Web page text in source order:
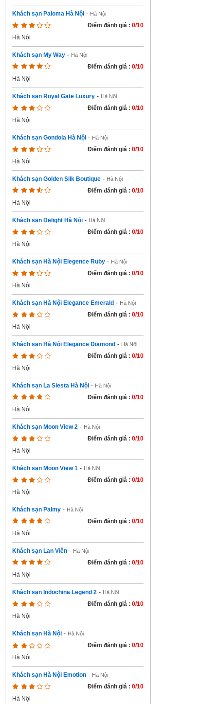
Khách sạn Paloma Hà Nội - Hà Nội
Điểm đánh giá : 0/10
Hà Nội
Khách sạn My Way - Hà Nội
Điểm đánh giá : 0/10
Hà Nội
Khách sạn Royal Gate Luxury - Hà Nội
Điểm đánh giá : 0/10
Hà Nội
Khách sạn Gondola Hà Nội - Hà Nội
Điểm đánh giá : 0/10
Hà Nội
Khách sạn Golden Silk Boutique - Hà Nội
Điểm đánh giá : 0/10
Hà Nội
Khách sạn Delight Hà Nội - Hà Nội
Điểm đánh giá : 0/10
Hà Nội
Khách sạn Hà Nội Elegence Ruby - Hà Nội
Điểm đánh giá : 0/10
Hà Nội
Khách sạn Hà Nội Elegance Emerald - Hà Nội
Điểm đánh giá : 0/10
Hà Nội
Khách sạn Hà Nội Elegance Diamond - Hà Nội
Điểm đánh giá : 0/10
Hà Nội
Khách sạn La Siesta Hà Nội - Hà Nội
Điểm đánh giá : 0/10
Hà Nội
Khách sạn Moon View 2 - Hà Nội
Điểm đánh giá : 0/10
Hà Nội
Khách sạn Moon View 1 - Hà Nội
Điểm đánh giá : 0/10
Hà Nội
Khách sạn Palmy - Hà Nội
Điểm đánh giá : 0/10
Hà Nội
Khách sạn Lan Viên - Hà Nội
Điểm đánh giá : 0/10
Hà Nội
Khách sạn Indochina Legend 2 - Hà Nội
Điểm đánh giá : 0/10
Hà Nội
Khách sạn Hà Nội - Hà Nội
Điểm đánh giá : 0/10
Hà Nội
Khách sạn Hà Nội Emotion - Hà Nội
Điểm đánh giá : 0/10
Hà Nội